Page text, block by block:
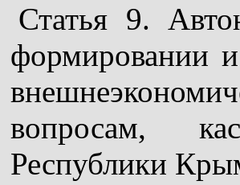
Статья 9.
формировании
вопросам,
Республики